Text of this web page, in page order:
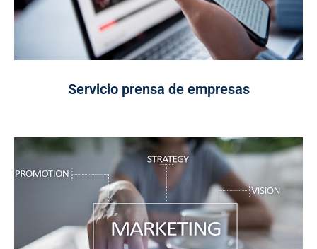
Servicio prensa de empresas